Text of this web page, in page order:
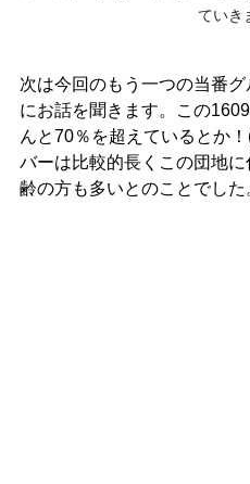
ていき
次は今回のもう一つの当番
にお話を聞きます。この
んと70％を超えているとか
バーは比較的長くこの団地
齢の方も多いとのことでした